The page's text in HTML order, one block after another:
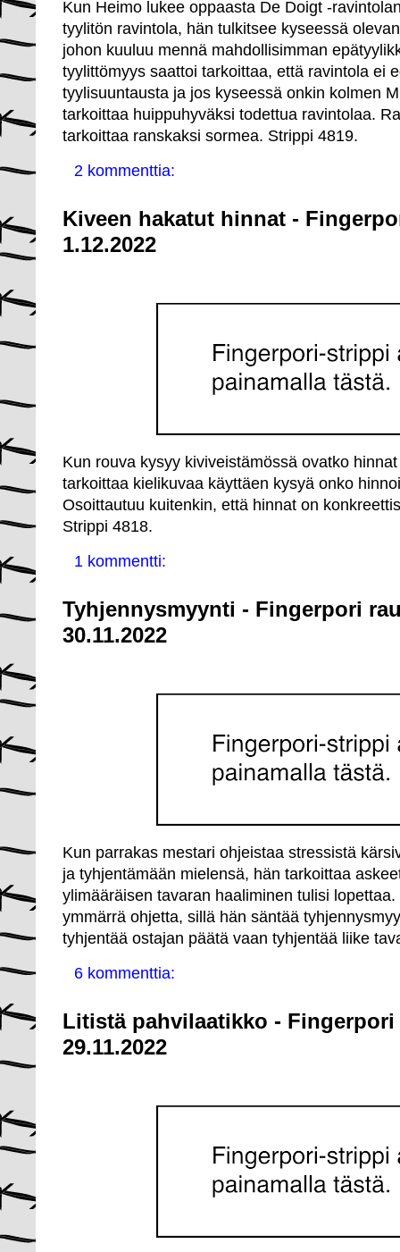
Kun Heimo lukee oppaasta De Doigt -
tyylitön ravintola, hän tulkitsee kyseessä
johon kuuluu mennä mahdollisimman
tyylittömyys saattoi tarkoittaa, että ravintola ei
tyylisuuntausta ja jos kyseessä onkin kolmen
tarkoittaa huippuhyväksi todettua ravintolaa.
tarkoittaa ranskaksi sormea. Strippi 4819.
2 kommenttia:
Kiveen hakatut hinnat -
1.12.2022
Kun rouva kysyy kiviveistämössä ovatko
tarkoittaa kielikuvaa käyttäen kysyä onko
Osoittautuu kuitenkin, että hinnat on
Strippi 4818.
1 kommentti:
Tyhjennysmyynti - Fingerpori
30.11.2022
Kun parrakas mestari ohjeistaa stressistä
ja tyhjentämään mielensä, hän tarkoittaa
ylimääräisen tavaran haaliminen tulisi
ymmärrä ohjetta, sillä hän säntää
tyhjentää ostajan päätä vaan tyhjentää liike
6 kommenttia:
Litistä pahvilaatikko - Fingerpori
29.11.2022